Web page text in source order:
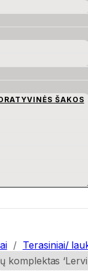
ŠAKOS
/ Terasiniai/
komplektas